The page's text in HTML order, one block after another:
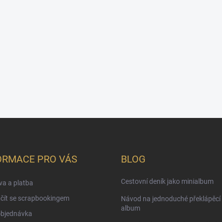
PRO VÁS
a platba
se scrapbookingem
BLOG
Cestovní deník jako minialbum
Návod na jednoduché překlápěcí
album